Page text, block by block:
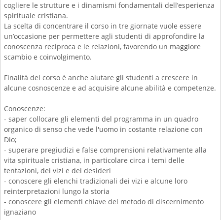
cogliere le strutture e i dinamismi fondamentali dell’esperienza
spirituale cristiana.
La scelta di concentrare il corso in tre giornate vuole essere
un’occasione per permettere agli studenti di approfondire la
conoscenza reciproca e le relazioni, favorendo un maggiore
scambio e coinvolgimento.
Finalità del corso è anche aiutare gli studenti a crescere in
alcune cosnoscenze e ad acquisire alcune abilità e competenze.
Conoscenze:
- saper collocare gli elementi del programma in un quadro
organico di senso che vede l'uomo in costante relazione con
Dio;
- superare pregiudizi e false comprensioni relativamente alla
vita spirituale cristiana, in particolare circa i temi delle
tentazioni, dei vizi e dei desideri
- conoscere gli elenchi tradizionali dei vizi e alcune loro
reinterpretazioni lungo la storia
- conoscere gli elementi chiave del metodo di discernimento
ignaziano